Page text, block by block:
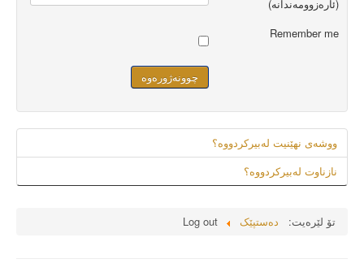
(ئارەزوومەندانە)
Remember me
چوونەژورەوە
ووشەى نهێنیت لەبیرکردووە؟
نازناوت لەبیرکردووە؟
تۆ لێرەیت: دەستپێک Log out